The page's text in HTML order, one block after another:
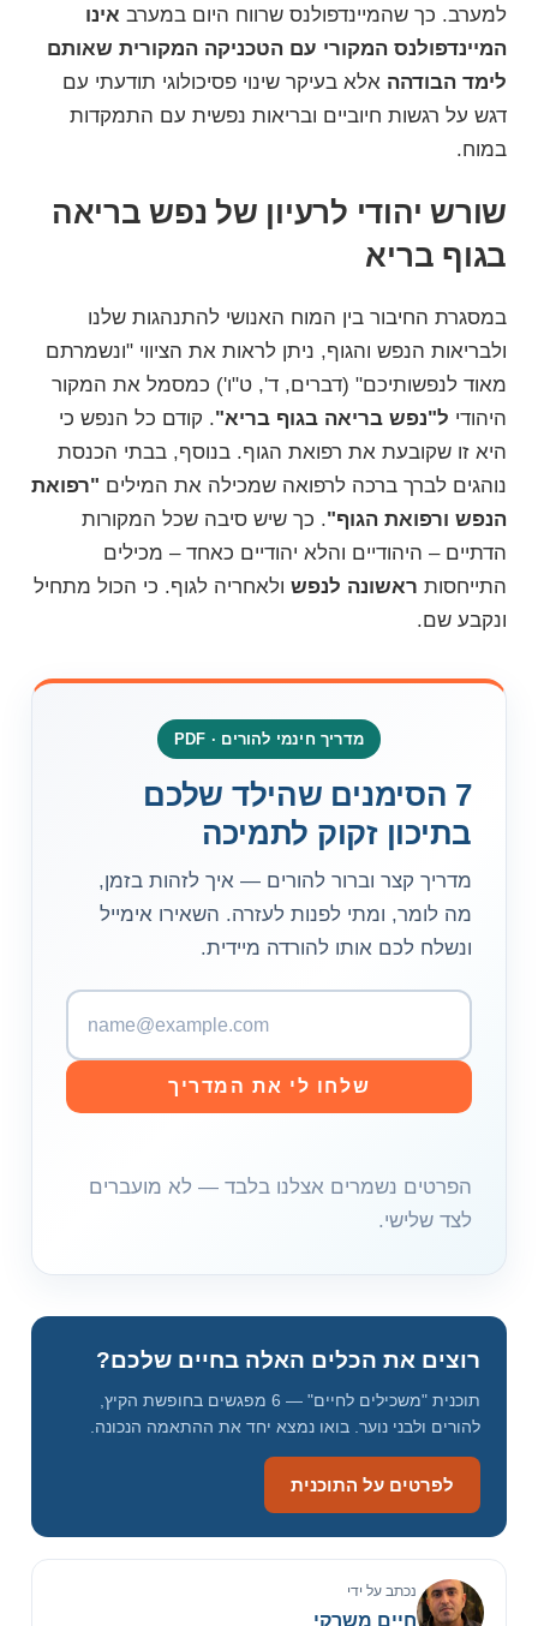
למערב. כך שהמיינדפולנס שרווח היום במערב אינו
המיינדפולנס המקורי עם הטכניקה המקורית שאותם
לימד הבודהה אלא בעיקר שינוי פסיכולוגי תודעתי עם
דגש על רגשות חיוביים ובריאות נפשית עם התמקדות
במוח.
שורש יהודי לרעיון של נפש בריאה
בגוף בריא
במסגרת החיבור בין המוח האנושי להתנהגות שלנו
ולבריאות הנפש והגוף, ניתן לראות את הציווי "ונשמרתם
מאוד לנפשותיכם" (דברים, ד', ט"ו') כמסמל את המקור
היהודי ל"נפש בריאה בגוף בריא". קודם כל הנפש כי
היא זו שקובעת את רפואת הגוף. בנוסף, בבתי הכנסת
נוהגים לברך ברכה לרפואה שמכילה את המילים "רפואת
הנפש ורפואת הגוף". כך שיש סיבה שכל המקורות
הדתיים – היהודיים והלא יהודיים כאחד – מכילים
התייחסות ראשונה לנפש ולאחריה לגוף. כי הכול מתחיל
ונקבע שם.
מדריך חינמי להורים · PDF
7 הסימנים שהילד שלכם
בתיכון זקוק לתמיכה
מדריך קצר וברור להורים — איך לזהות בזמן,
מה לומר, ומתי לפנות לעזרה. השאירו אימייל
ונשלח לכם אותו להורדה מיידית.
שלחו לי את המדריך
הפרטים נשמרים אצלנו בלבד — לא מועברים
לצד שלישי.
רוצים את הכלים האלה בחיים שלכם?
תוכנית "משכילים לחיים" — 6 מפגשים בחופשת הקיץ,
להורים ולבני נוער. בואו נמצא יחד את ההתאמה הנכונה.
לפרטים על התוכנית
נכתב על ידי
חיים משרקי